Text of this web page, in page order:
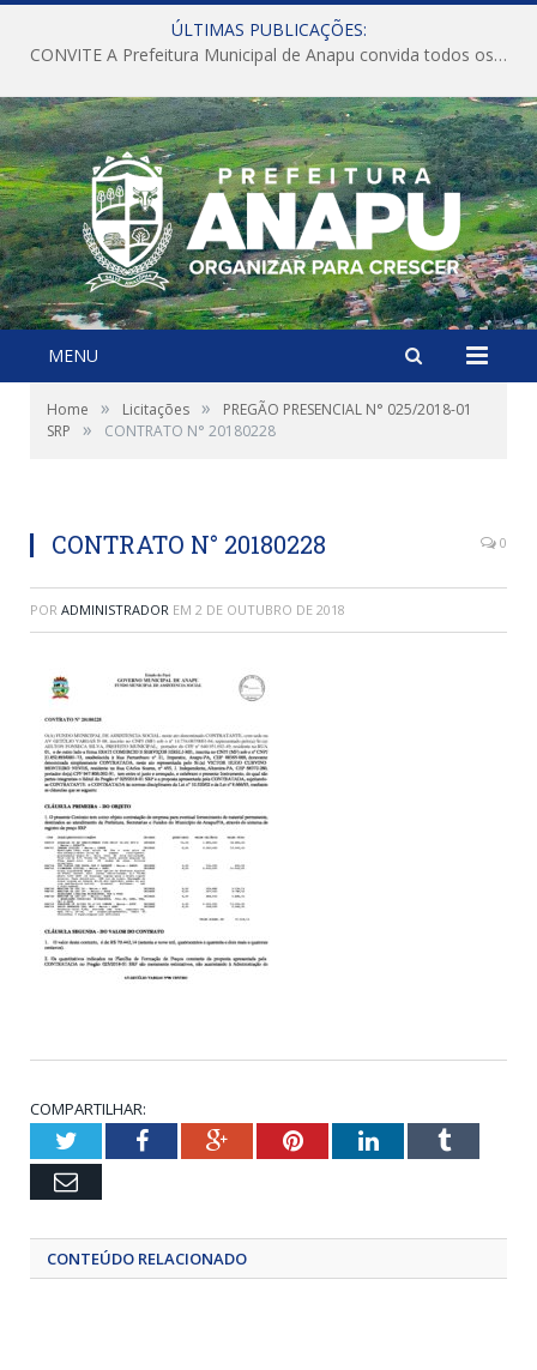
ÚLTIMAS PUBLICAÇÕES:
CONVITE A Prefeitura Municipal de Anapu convida todos os servidores públicos municipais para participarem da Audiência Pública de discussão da Lei de Diretrizes Orçamentárias (LDO), importante instrumento de planejamento das ações e investimentos da Administração Pública para o próximo exercício financeiro.
MENU
Home » Licitações »
PREGÃO PRESENCIAL N° 025/2018-01
SRP
» CONTRATO N° 20180228
CONTRATO N° 20180228 0
POR ADMINISTRADOR EM 2 DE OUTUBRO DE 2018
COMPARTILHAR:
TwitterFacebookGoogle+PinterestLinkedInTumblr
Email
CONTEÚDO RELACIONADO